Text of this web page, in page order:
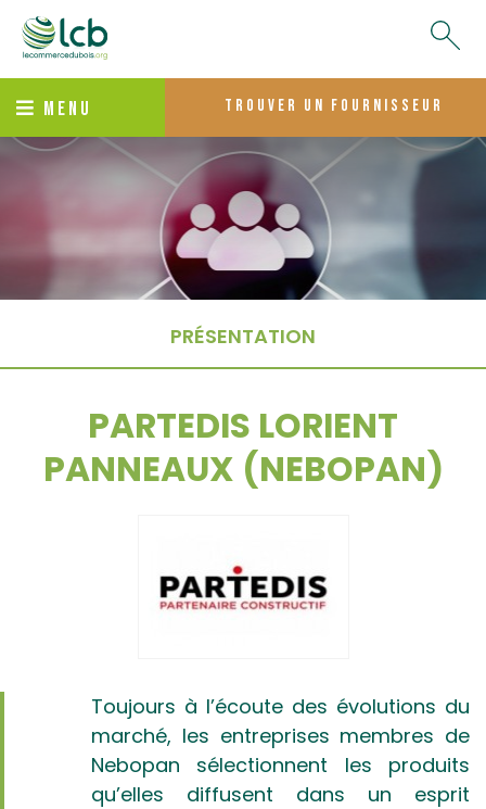
MENU trouver un fournisseur
PRÉSENTATION
PARTEDIS LORIENT
PANNEAUX (NEBOPAN)
Toujours à l’écoute des évolutions du
marché, les entreprises membres de
Nebopan sélectionnent les produits
qu’elles diffusent dans un esprit